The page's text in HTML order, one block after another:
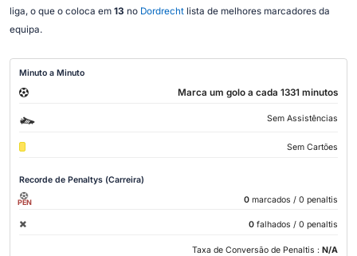
liga, o que o coloca em 13 no Dordrechtlista de melhores marcadores da
equipa.
Minuto a Minuto
Marca um golo a cada 1331 minutos
Sem Assistências
Sem Cartões
Recorde de Penaltys (Carreira)
PEN 0 marcados / 0 penaltis
0 falhados / 0 penaltis
Taxa de Conversão de Penaltis : N/A